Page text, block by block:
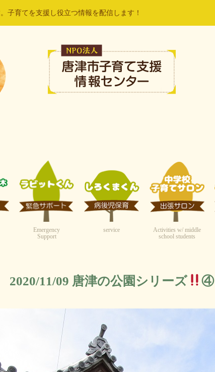
子育てを支援し役立つ情報を配信します！
Emergency
Support
service
Activities w/ middle
school students
2020/11/09 唐津の公園シリーズ ④